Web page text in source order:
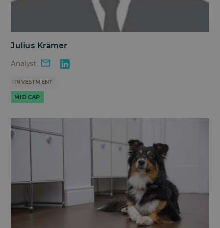
Julius Krämer
Analyst
INVESTMENT
MID CAP